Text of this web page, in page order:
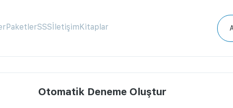
PaketlerSSSİletişimKitaplar
Otomatik Deneme Oluştur